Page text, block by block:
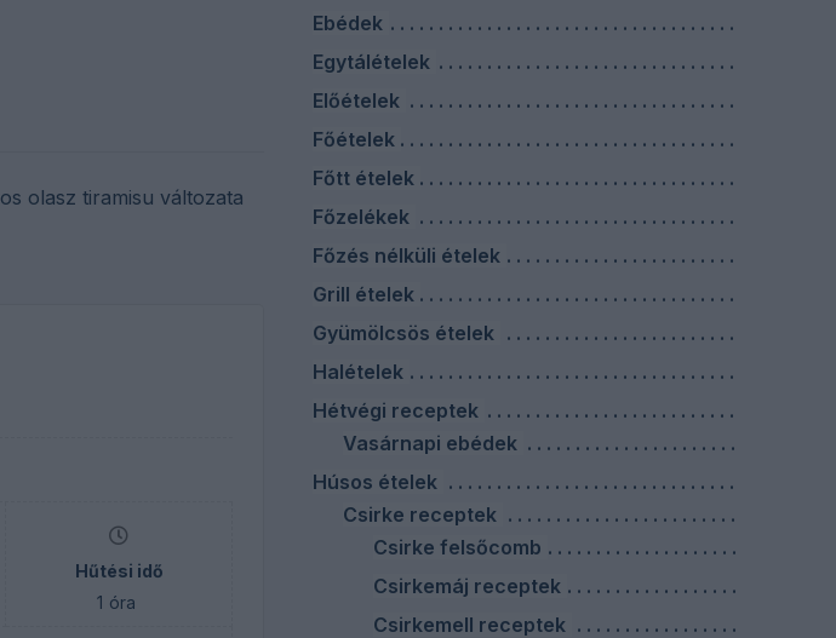
olasz tiramisu változata
Hűtési idő
1 óra
Ebédek
Egytálételek
Előételek
Főételek
Főtt ételek
Főzelékek
Főzés nélküli ételek
Grill ételek
Gyümölcsös ételek
Halételek
Hétvégi receptek
Vasárnapi ebédek
Húsos ételek
Csirke receptek
Csirke felsőcomb
Csirkemáj receptek
Csirkemell receptek